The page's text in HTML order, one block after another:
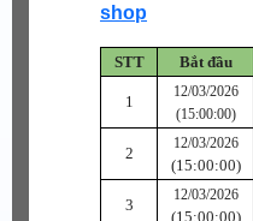
shop
STT Bắt đầu
1
12/03/2026
(15:00:00)
2
12/03/2026
(15:00:00)
3
12/03/2026
(15:00:00)